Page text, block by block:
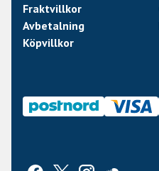
Fraktvillkor
Avbetalning
Köpvillkor